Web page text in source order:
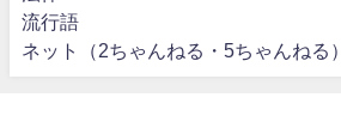
流行語
ネット（2ちゃんねる・5ちゃんねる）